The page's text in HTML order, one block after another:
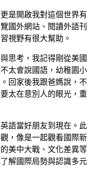
是開啟我對這個世界有
國外網站、閱讀外語刊
視野有很大幫助。
思考，我記得剛從美國
太會說國語，幼稚園小
回家後我跟爸媽說，不
太在意別人的眼光，重
語當好朋友到現在。此
，像是一起觀看國際新
美中大戰、文化差異等
解國際局勢與認識多元